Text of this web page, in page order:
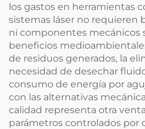
los gastos en herramientas
sistemas láser no requieren
ni componentes mecánicos
beneficios
de residuos generados, la
necesidad de desechar
consumo de energía por
con las alternativas
calidad representa otra
parámetros controlados por